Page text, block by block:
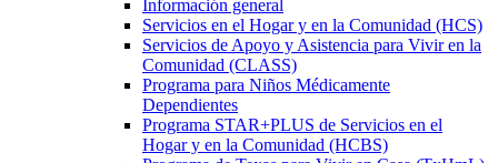
Información general
Servicios en el Hogar y en la Comunidad (HCS)
Servicios de Apoyo y Asistencia para Vivir en la
Comunidad (CLASS)
Programa para Niños Médicamente
Dependientes
Programa STAR+PLUS de Servicios en el
Hogar y en la Comunidad (HCBS)